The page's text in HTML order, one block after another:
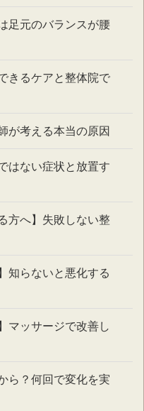
足元のバランスが腰
きるケアと整体院で
が考える本当の原因
はない症状と放置す
方へ】失敗しない整
知らないと悪化する
マッサージで改善し
ら？何回で変化を実